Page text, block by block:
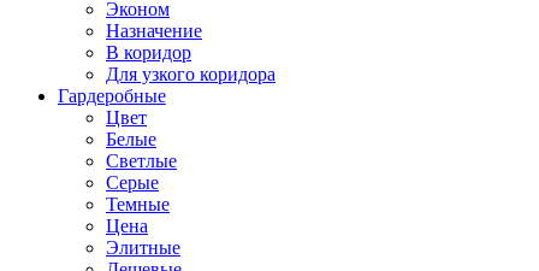
Эконом
Назначение
В коридор
Для узкого коридора
Гардеробные
Цвет
Белые
Светлые
Серые
Темные
Цена
Элитные